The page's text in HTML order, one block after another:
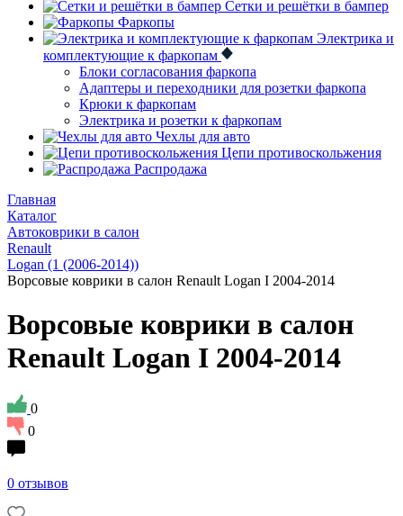
Сетки и решётки в бампер
Фаркопы
Электрика и
комплектующие к фаркопам
Блоки согласования фаркопа
Адаптеры и переходники для розетки фаркопа
Крюки к фаркопам
Электрика и розетки к фаркопам
Чехлы для авто
Цепи противоскольжения
Распродажа
Главная
Каталог
Автоковрики в салон
Renault
Logan (1 (2006-2014))
Ворсовые коврики в салон Renault Logan I 2004-2014
Ворсовые коврики в салон
Renault Logan I 2004-2014
0
0
0 отзывов